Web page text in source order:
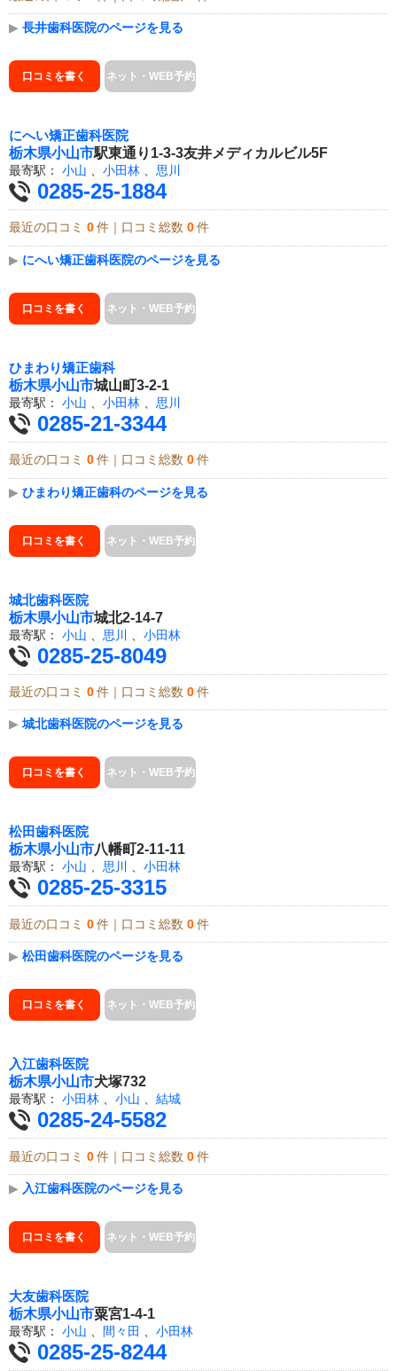
▶ 長井歯科医院のページを見る
口コミを書く ネット・WEB予約
にへい矯正歯科医院
栃木県小山市駅東通り1-3-3友井メディカルビル5F
最寄駅： 小山 小田林 思川
0285-25-1884
最近の口コミ 0 件｜口コミ総数 0 件
▶ にへい矯正歯科医院のページを見る
口コミを書く ネット・WEB予約
ひまわり矯正歯科
栃木県小山市城山町3-2-1
最寄駅： 小山 小田林 思川
0285-21-3344
最近の口コミ 0 件｜口コミ総数 0 件
▶ ひまわり矯正歯科のページを見る
口コミを書く ネット・WEB予約
城北歯科医院
栃木県小山市城北2-14-7
最寄駅： 小山 思川 小田林
0285-25-8049
最近の口コミ 0 件｜口コミ総数 0 件
▶ 城北歯科医院のページを見る
口コミを書く ネット・WEB予約
松田歯科医院
栃木県小山市八幡町2-11-11
最寄駅： 小山 、 思川 、 小田林
0285-25-3315
最近の口コミ 0 件｜口コミ総数 0 件
▶ 松田歯科医院のページを見る
口コミを書く ネット・WEB予約
入江歯科医院
栃木県小山市犬塚732
最寄駅： 小田林 、 小山 、 結城
0285-24-5582
最近の口コミ 0 件｜口コミ総数 0 件
▶ 入江歯科医院のページを見る
口コミを書く ネット・WEB予約
大友歯科医院
栃木県小山市粟宮1-4-1
最寄駅： 小山 間々田 小田林
0285-25-8244